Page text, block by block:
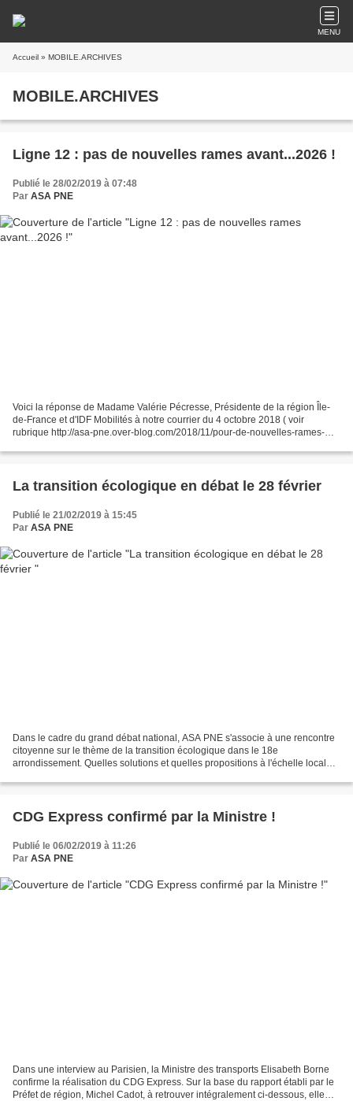
MENU
Accueil » MOBILE.ARCHIVES
MOBILE.ARCHIVES
Ligne 12 : pas de nouvelles rames avant...2026 !
Publié le 28/02/2019 à 07:48
Par ASA PNE
Voici la réponse de Madame Valérie Pécresse, Présidente de la région Île-
de-France et d'IDF Mobilités à notre courrier du 4 octobre 2018 ( voir
rubrique http://asa-pne.over-blog.com/2018/11/pour-de-nouvelles-rames-
La transition écologique en débat le 28 février
Publié le 21/02/2019 à 15:45
Par ASA PNE
Dans le cadre du grand débat national, ASA PNE s'associe à une rencontre
citoyenne sur le thème de la transition écologique dans le 18e
arrondissement. Quelles solutions et quelles propositions à l'échelle locale
CDG Express confirmé par la Ministre !
Publié le 06/02/2019 à 11:26
Par ASA PNE
Dans une interview au Parisien, la Ministre des transports Elisabeth Borne
confirme la réalisation du CDG Express. Sur la base du rapport établi par le
Préfet de région, Michel Cadot, à retrouver intégralement ci-dessous, elle